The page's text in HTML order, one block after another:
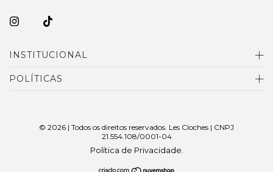
INSTITUCIONAL
POLÍTICAS
© 2026 | Todos os direitos reservados. Les Cloches | CNPJ
21.554.108/0001-04
Política de Privacidade